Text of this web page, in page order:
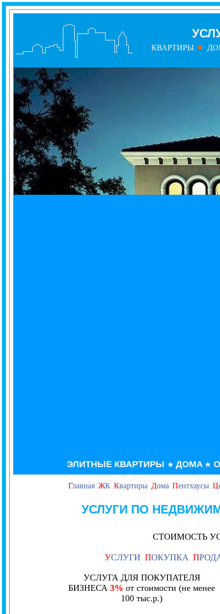
КВАРТИРЫ
ЭЛИТНЫЕ КВАРТИРЫ ★ДОМА ★
Главная ЖК Квартиры Дома Пентхаусы Ц
УСЛУГИ ПО
СТОИМОСТЬ
УСЛУГИ ПОКУПКА П
УСЛУГА ДЛЯ ПОКУПАТЕЛЯ
БИЗНЕСА3% от стоимости (не менее
100 тыс.р.)